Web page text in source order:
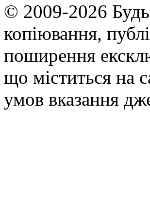
© 2009-2026
копiювання,
поширення
що мiститься на
умов вказання